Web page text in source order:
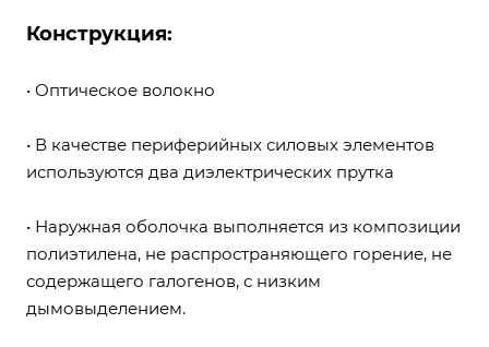
Конструкция:
• Оптическое волокно
• В качестве периферийных силовых элементов
используются два диэлектрических прутка
• Наружная оболочка выполняется из композиции
полиэтилена, не распространяющего горение, не
содержащего галогенов, с низким
дымовыделением.